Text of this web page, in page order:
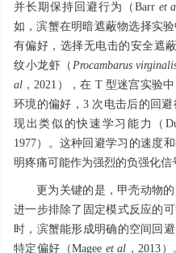
并长期保持回避行为（Barr et
如，滨蟹在明暗遮蔽物选择实
有偏好，选择无电击的安全遮
纹小龙虾（ Procambarus
al ，2021），在 T 型迷宫实验
环境的偏好，3 次电击后的回
现出类似的快速学习能力（
1977）。这种回避学习的速度
明疼痛可能作为强烈的负强化信
更为关键的是，甲壳动物
进一步排除了固定模式反应的
时，滨蟹能形成明确的空间回
特定偏好（Magee et al ，2013